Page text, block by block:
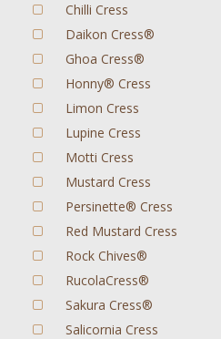
Chilli Cress
Daikon Cress®
Ghoa Cress®
Honny® Cress
Limon Cress
Lupine Cress
Motti Cress
Mustard Cress
Persinette® Cress
Red Mustard Cress
Rock Chives®
RucolaCress®
Sakura Cress®
Salicornia Cress